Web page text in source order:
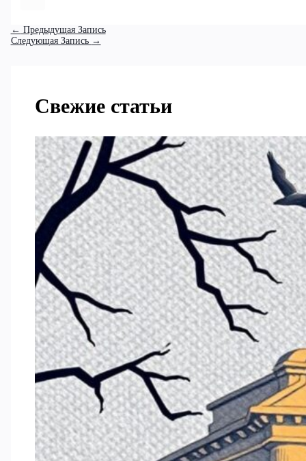
← Предыдущая Запись
Следующая Запись →
Свежие статьи